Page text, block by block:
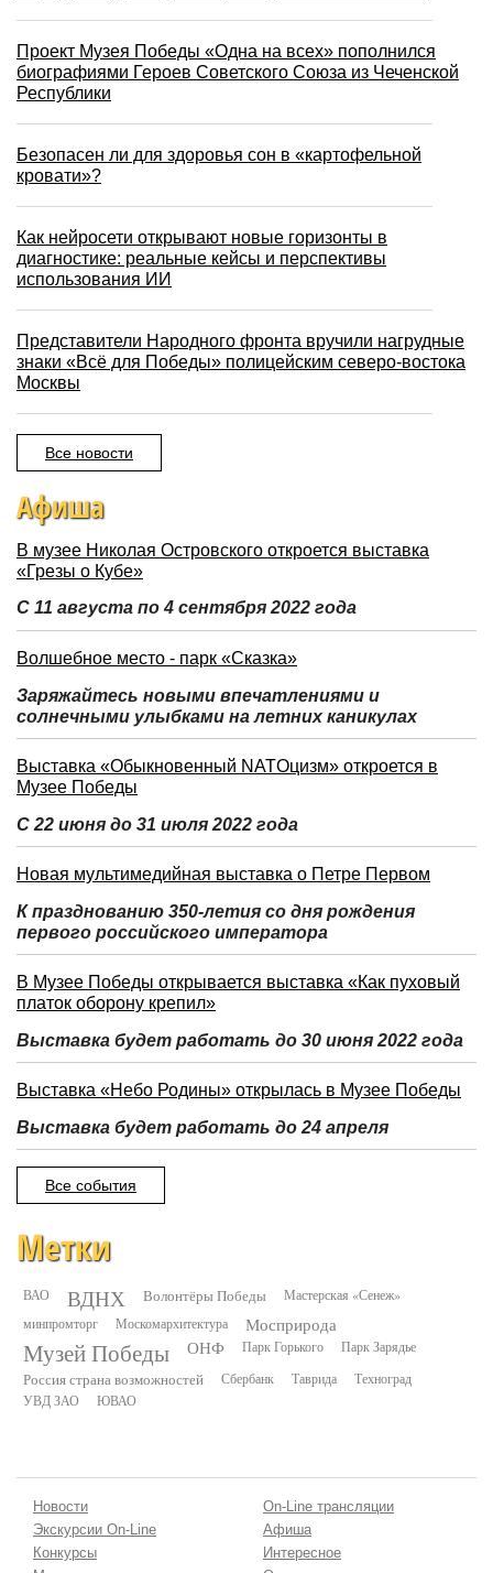
Проект Музея Победы «Одна на всех» пополнился
биографиями Героев Советского Союза из Чеченской
Республики
Безопасен ли для здоровья сон в «картофельной
кровати»?
Как нейросети открывают новые горизонты в
диагностике: реальные кейсы и перспективы
использования ИИ
Представители Народного фронта вручили нагрудные
знаки «Всё для Победы» полицейским северо-востока
Москвы
Все новости
Афиша
В музее Николая Островского откроется выставка
«Грезы о Кубе»
С 11 августа по 4 сентября 2022 года
Волшебное место - парк «Сказка»
Заряжайтесь новыми впечатлениями и
солнечными улыбками на летних каникулах
Выставка «Обыкновенный NATOцизм» откроется в
Музее Победы
С 22 июня до 31 июля 2022 года
Новая мультимедийная выставка о Петре Первом
К празднованию 350-летия со дня рождения
первого российского императора
В Музее Победы открывается выставка «Как пуховый
платок оборону крепил»
Выставка будет работать до 30 июня 2022 года
Выставка «Небо Родины» открылась в Музее Победы
Выставка будет работать до 24 апреля
Все события
Метки
ВАО ВДНХ Волонтёры Победы
Мастерская «Сенеж»
минпромторг
Москомархитектура Мосприрода
Музей Победы ОНФ Парк Горького Парк Зарядье
Россия страна возможностей Сбербанк Таврида
Техноград
УВД ЗАО
ЮВАО
Новости
On-Line трансляции
Экскурсии On-Line
Афиша
Конкурсы
Интересное